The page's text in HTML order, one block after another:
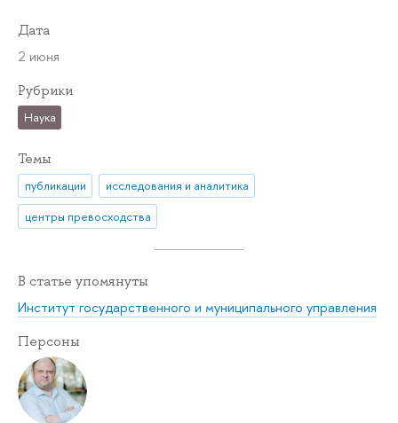
Дата
2 июня
Рубрики
Наука
Темы
публикации
исследования и аналитика
центры превосходства
В статье упомянуты
Институт государственного и муниципального управления
Персоны